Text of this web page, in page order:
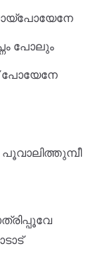
പോലും
പോയേനേ